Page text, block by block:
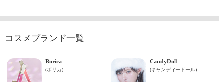
コスメブランド一覧